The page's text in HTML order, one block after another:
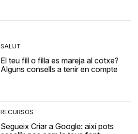
SALUT
El teu fill o filla es mareja al cotxe?
Alguns consells a tenir en compte
RECURSOS
Segueix Criar a Google: així pots